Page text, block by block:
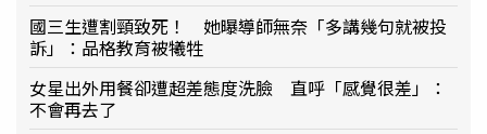
國三生遭割頸致死！ 她曝導師無奈「多講幾句就被投
訴」：品格教育被犧牲
女星出外用餐卻遭超差態度洗臉 直呼「感覺很差」：
不會再去了